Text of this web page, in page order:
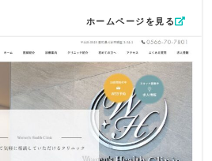
「子宮がん検診」など地域名×診療
。思春期から老年期まで幅広い女
体制と、女性医師による診察とい
に反映し、検索ユーザーの意図に
。
科としての専門性と、女性に寄り
・構成・導線すべてで丁寧に表現
ています。
期など、女性の一生に寄り添うク
と上質さが自然に伝わるようトー
青空を大きく配置した清々しいト
、来院前から“安心して通える場
成に。院内はシックで落ち着いた
診察室を紹介し、産婦人科として
気感を表現しています。淡いブラ
ホームページを見る